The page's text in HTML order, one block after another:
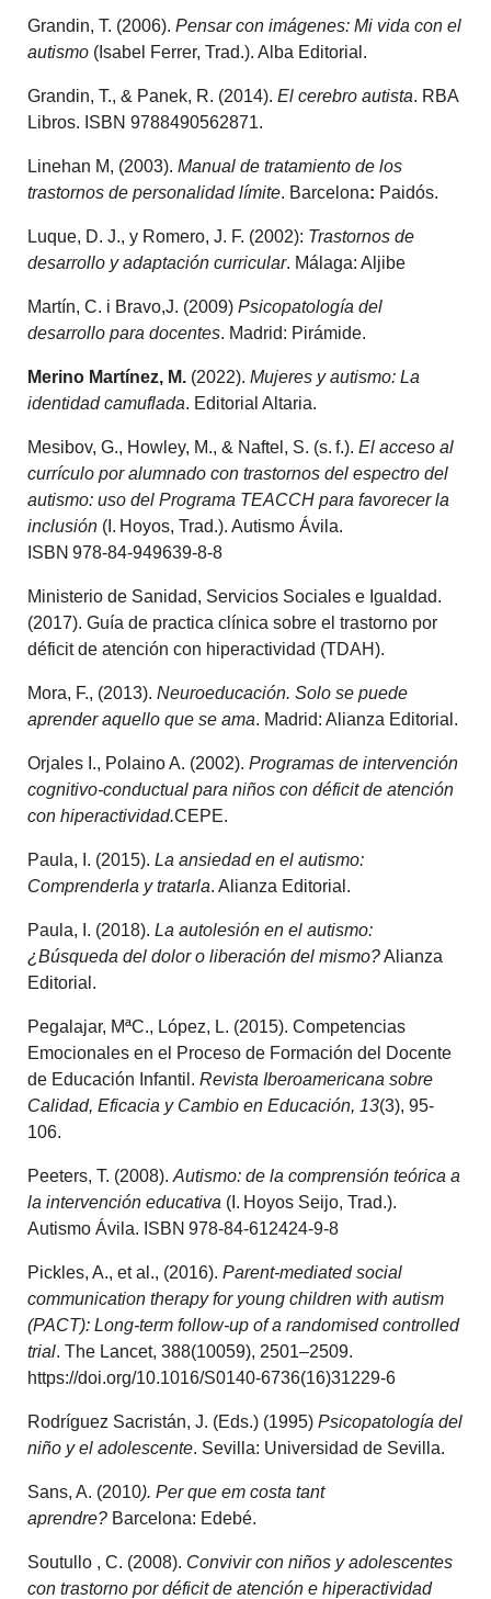
Grandin, T. (2006).Pensar con imágenes: Mi vida con el
autismo (Isabel Ferrer, Trad.). Alba Editorial.
Grandin, T., & Panek, R. (2014).El cerebro autista. RBA
Libros. ISBN 9788490562871.
Linehan M, (2003).Manual de tratamiento de los
trastornos de personalidad límite. Barcelona: Paidós.
Luque, D. J., y Romero, J. F. (2002): Trastornos de
desarrollo y adaptación curricular. Málaga: Aljibe
Martín, C. i Bravo,J. (2009)Psicopatología del
desarrollo para docentes. Madrid: Pirámide.
Merino Martínez, M. (2022).Mujeres y autismo: La
identidad camuflada. Editorial Altaria.
Mesibov, G., Howley, M., & Naftel, S. (s. f.).El acceso al
currículo por alumnado con trastornos del espectro del
autismo: uso del Programa TEACCH para favorecer la
inclusión (I. Hoyos, Trad.). Autismo Ávila.
ISBN 978‑84‑949639‑8‑8
Ministerio de Sanidad, Servicios Sociales e Igualdad.
(2017). Guía de practica clínica sobre el trastorno por
déficit de atención con hiperactividad (TDAH).
Mora, F., (2013).Neuroeducación. Solo se puede
aprender aquello que se ama. Madrid: Alianza Editorial.
Orjales I., Polaino A. (2002).Programas de intervención
cognitivo-conductual para niños con déficit de atención
con hiperactividad.CEPE.
Paula, I. (2015).La ansiedad en el autismo:
Comprenderla y tratarla. Alianza Editorial.
Paula, I. (2018).La autolesión en el autismo:
¿Búsqueda del dolor o liberación del mismo?Alianza
Editorial.
Pegalajar, MªC., López, L. (2015). Competencias
Emocionales en el Proceso de Formación del Docente
de Educación Infantil.Revista Iberoamericana sobre
Calidad, Eficacia y Cambio en Educación, 13(3), 95-
106.
Peeters, T. (2008).Autismo: de la comprensión teórica a
la intervención educativa (I. Hoyos Seijo, Trad.).
Autismo Ávila. ISBN 978‑84‑612424‑9‑8
Pickles, A., et al., (2016).Parent‑mediated social
communication therapy for young children with autism
(PACT): Long‑term follow‑up of a randomised controlled
trial. The Lancet, 388(10059), 2501–2509.
https://doi.org/10.1016/S0140-6736(16)31229-6
Rodríguez Sacristán, J. (Eds.) (1995)Psicopatología del
niño y el adolescente. Sevilla: Universidad de Sevilla.
Sans, A. (2010). Per que em costa tant
aprendre? Barcelona: Edebé.
Soutullo , C. (2008). Convivir con niños y adolescentes
con trastorno por déficit de atención e hiperactividad